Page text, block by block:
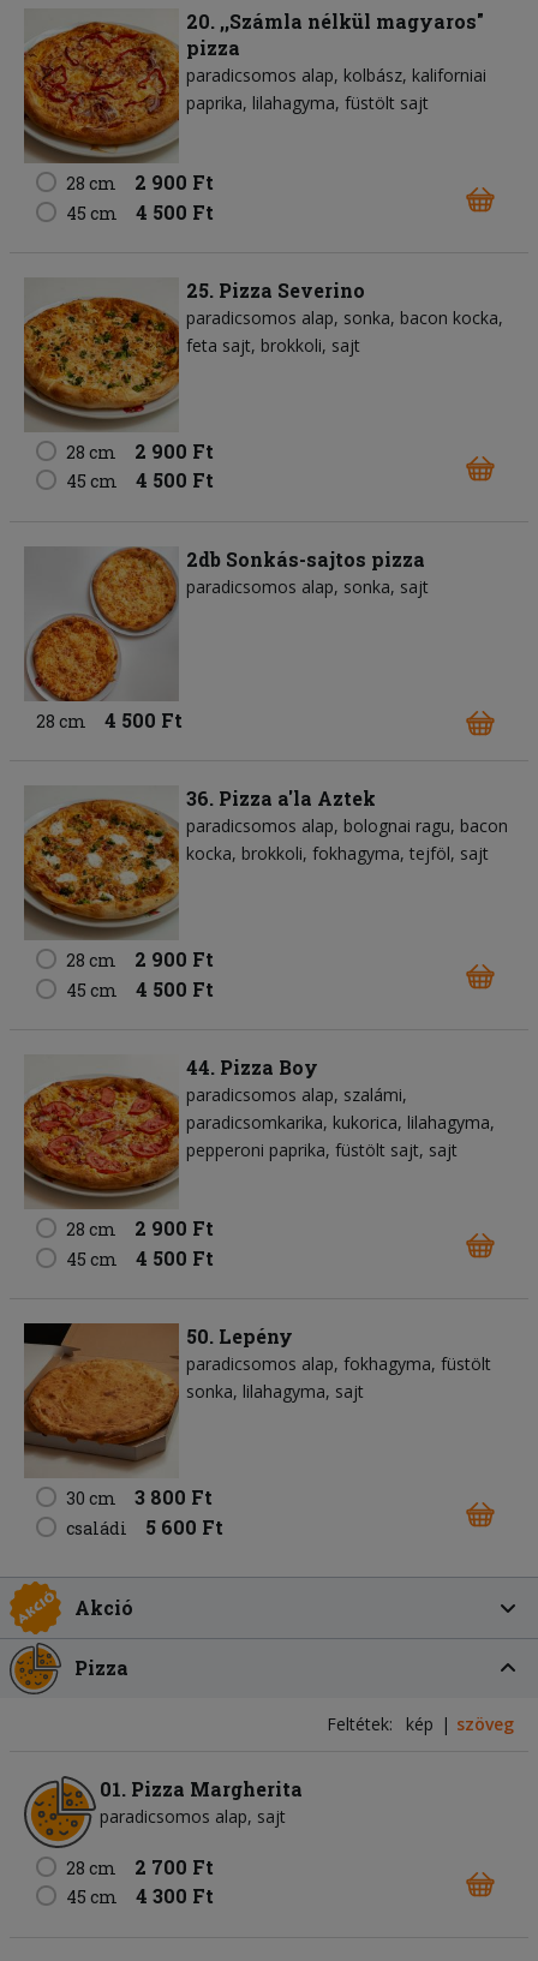
20. ,,Számla nélkül magyaros"
pizza
paradicsomos alap kolbász kaliforniai
paprika lilahagyma füstölt sajt
28 cm 2 900 Ft
45 cm 4 500 Ft
25. Pizza Severino
paradicsomos alap sonka bacon kocka
feta sajt brokkoli sajt
28 cm 2 900 Ft
45 cm 4 500 Ft
2db Sonkás-sajtos pizza
paradicsomos alap sonka sajt
28 cm 4 500 Ft
36. Pizza a'la Aztek
paradicsomos alap bolognai ragu bacon
kocka brokkoli fokhagyma tejföl sajt
28 cm 2 900 Ft
45 cm 4 500 Ft
44. Pizza Boy
paradicsomos alap szalámi
paradicsomkarika kukorica lilahagyma
pepperoni paprika füstölt sajt sajt
28 cm 2 900 Ft
45 cm 4 500 Ft
50. Lepény
paradicsomos alap fokhagyma füstölt
sonka lilahagyma sajt
30 cm 3 800 Ft
családi 5 600 Ft
Akció
Pizza
Feltétek: kép szöveg
01. Pizza Margherita
paradicsomos alap sajt
28 cm 2 700 Ft
45 cm 4 300 Ft